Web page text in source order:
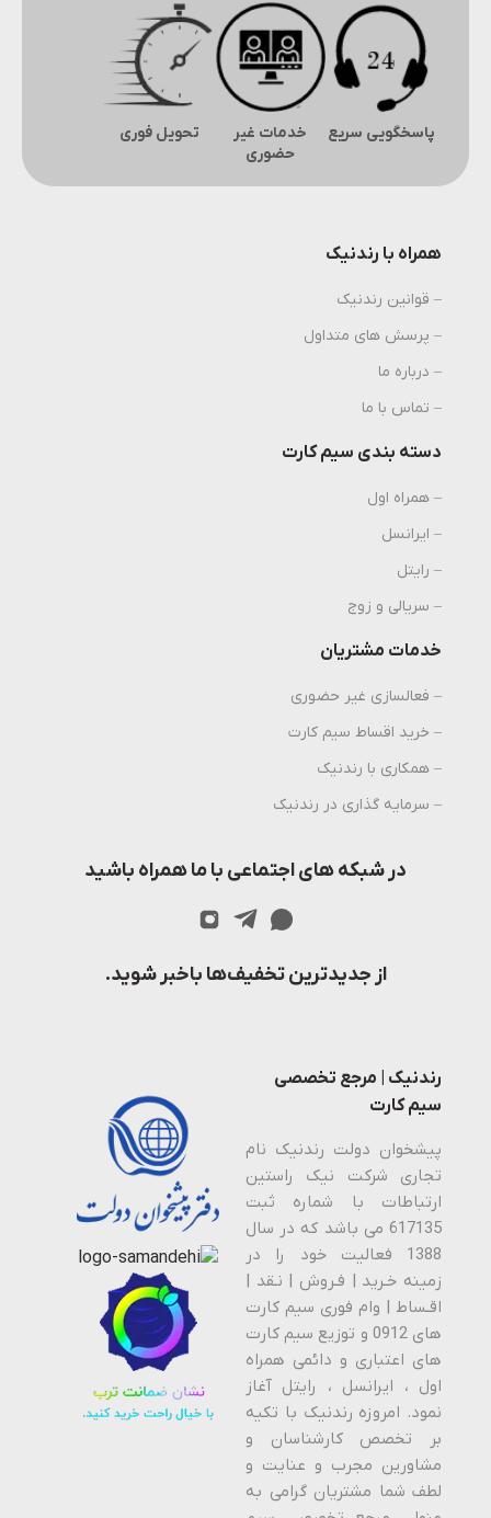
پاسخگویی سریع
خدمات غیر
حضوری
تحویل فوری
همراه با رندنیک
– قوانین رندنیک
– پرسش های متداول
– درباره ما
– تماس با ما
دسته بندی سیم کارت
– همراه اول
– ایرانسل
– رایتل
– سریالی و زوج
خدمات مشتریان
– فعالسازی غیر حضوری
– خرید اقساط سیم کارت
– همکاری با رندنیک
– سرمایه گذاری در رندنیک
در شبکه های اجتماعی با ما همراه باشید
از جدیدترین تخفیف‌ها باخبر شوید.
رندنیک | مرجع تخصصی
سیم کارت
پیشخوان دولت رندنیک نام
تجاری شرکت نیک راستین
ارتباطات با شماره ثبت
617135 می باشد که در سال
1388 فعالیت خود را در
زمینه خـرید | فـروش | نـقد |
اقـساط | وام فوری سیم کارت
های 0912 و توزیع سیم کارت
های اعتباری و دائمی همراه
اول ، ایرانسل ، رایتل آغاز
نمود. امروزه رندنیک با تکیه
بر تخصص کارشناسان و
مشاورین مجرب و عنایت و
لطف شما مشتریان گرامی به